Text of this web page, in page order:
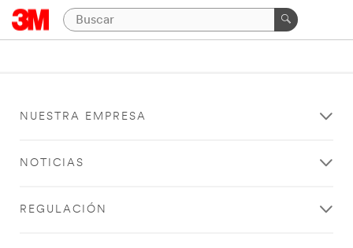
NUESTRA EMPRESA
NOTICIAS
REGULACIÓN